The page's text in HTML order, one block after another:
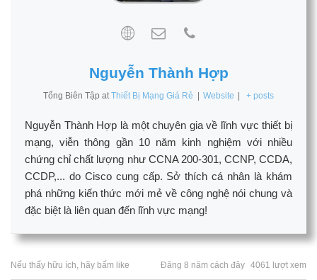
Nguyễn Thành Hợp
Tổng Biên Tập at Thiết Bị Mạng Giá Rẻ Website + posts
Nguyễn Thành Hợp là một chuyên gia về lĩnh vực thiết bị
mạng, viễn thông gần 10 năm kinh nghiệm với nhiều
chứng chỉ chất lượng như CCNA 200-301, CCNP, CCDA,
CCDP,... do Cisco cung cấp. Sở thích cá nhân là khám
phá những kiến thức mới mẻ về công nghệ nói chung và
đặc biệt là liên quan đến lĩnh vực mạng!
Nếu thấy hữu ích, hãy bấm like Đăng 8 năm cách đây 4061 lượt xem